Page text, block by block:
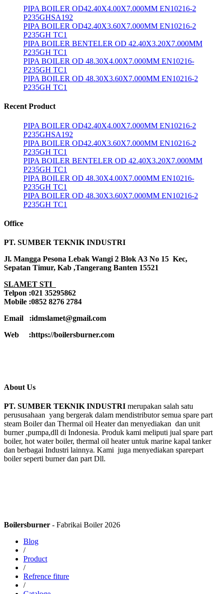
PIPA BOILER OD42.40X4.00X7.000MM EN10216-2
P235GHSA192
PIPA BOILER OD42.40X3.60X7.000MM EN10216-2
P235GH TC1
PIPA BOILER BENTELER OD 42.40X3.20X7.000MM
P235GH TC1
PIPA BOILER OD 48.30X4.00X7.000MM EN10216-
P235GH TC1
PIPA BOILER OD 48.30X3.60X7.000MM EN10216-2
P235GH TC1
Recent Product
PIPA BOILER OD42.40X4.00X7.000MM EN10216-2
P235GHSA192
PIPA BOILER OD42.40X3.60X7.000MM EN10216-2
P235GH TC1
PIPA BOILER BENTELER OD 42.40X3.20X7.000MM
P235GH TC1
PIPA BOILER OD 48.30X4.00X7.000MM EN10216-
P235GH TC1
PIPA BOILER OD 48.30X3.60X7.000MM EN10216-2
P235GH TC1
Office
PT. SUMBER TEKNIK INDUSTRI
Jl. Mangga Pesona Lebak Wangi 2 Blok A3 No 15 Kec,
Sepatan Timur, Kab ,Tangerang Banten 15521
SLAMET STI
Telpon :021 35295862
Mobile :0852 8276 2784
Email :idmslamet@gmail.com
Web :https://boilersburner.com
About Us
PT. SUMBER TEKNIK INDUSTRI merupakan salah satu
perususahaan yang bergerak dalam mendistributor semua spare part
steam Boiler dan Thermal oil Heater dan menyediakan dan unit
burner ,pumpa,dll di Indonesia. Produk kami meliputi jual spare part
boiler, hot water boiler, thermal oil heater untuk marine kapal tanker
dan berbagai Industri lainnya. Kami juga menyediakan sparepart
boiler seperti burner dan part Dll.
Boilersburner - Fabrikai Boiler 2026
Blog
/
Product
/
Refrence fiture
/